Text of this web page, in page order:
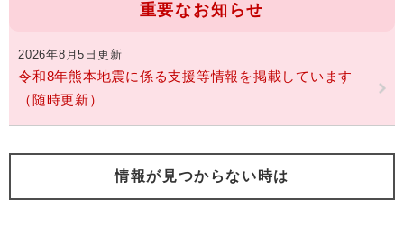
重要なお知らせ
2026年8月5日更新
令和8年熊本地震に係る支援等情報を掲載しています
（随時更新）
情報が見つからない時は